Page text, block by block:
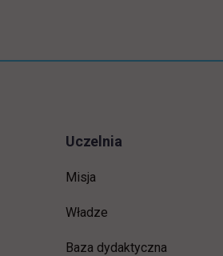
Uczelnia
Misja
Władze
Baza dydaktyczna